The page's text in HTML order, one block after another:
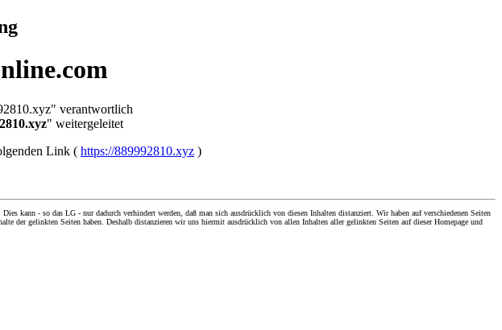
verantwortlich
" weitergeleitet
Link ( https://889992810.xyz )
kann - so das LG - nur dadurch verhindert werden, daß man sich ausdrücklich von diesen Inhalten distanziert. Wir haben auf verschiedenen Seiten
gelinkten Seiten haben. Deshalb distanzieren wir uns hiermit ausdrücklich von allen Inhalten aller gelinkten Seiten auf dieser Homepage und